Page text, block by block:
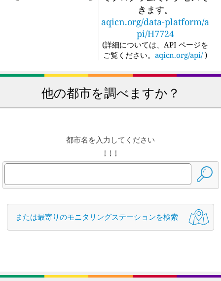
きます。
aqicn.org/data-platform/a
pi/H7724
(詳細については、API ページを
ご覧ください。 aqicn.org/api/ )
他の都市を調べますか？
都市名を入力してください
↓ ↓ ↓
または最寄りのモニタリングステーションを検索